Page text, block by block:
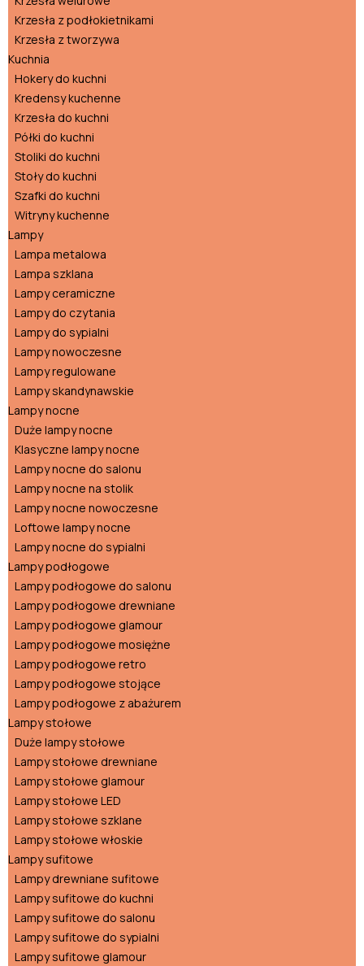
Krzesła z podłokietnikami
Krzesła z tworzywa
Kuchnia
Hokery do kuchni
Kredensy kuchenne
Krzesła do kuchni
Półki do kuchni
Stoliki do kuchni
Stoły do kuchni
Szafki do kuchni
Witryny kuchenne
Lampy
Lampa metalowa
Lampa szklana
Lampy ceramiczne
Lampy do czytania
Lampy do sypialni
Lampy nowoczesne
Lampy regulowane
Lampy skandynawskie
Lampy nocne
Duże lampy nocne
Klasyczne lampy nocne
Lampy nocne do salonu
Lampy nocne na stolik
Lampy nocne nowoczesne
Loftowe lampy nocne
Lampy nocne do sypialni
Lampy podłogowe
Lampy podłogowe do salonu
Lampy podłogowe drewniane
Lampy podłogowe glamour
Lampy podłogowe mosiężne
Lampy podłogowe retro
Lampy podłogowe stojące
Lampy podłogowe z abażurem
Lampy stołowe
Duże lampy stołowe
Lampy stołowe drewniane
Lampy stołowe glamour
Lampy stołowe LED
Lampy stołowe szklane
Lampy stołowe włoskie
Lampy sufitowe
Lampy drewniane sufitowe
Lampy sufitowe do kuchni
Lampy sufitowe do salonu
Lampy sufitowe do sypialni
Lampy sufitowe glamour